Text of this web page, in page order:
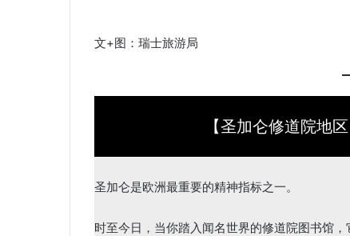
文+图：瑞士旅游局
【圣加仑修道院地
圣加仑是欧洲最重要的精神指标之一。
时至今日，当你踏入闻名世界的修道院图书馆